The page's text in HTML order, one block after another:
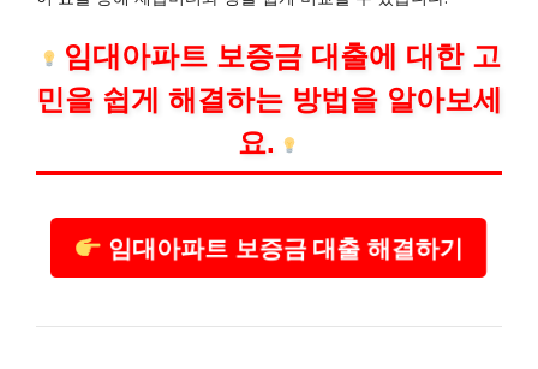
임대아파트 보증금 대출에 대한 고
민을 쉽게 해결하는 방법을 알아보세
요.
임대아파트 보증금 대출 해결하기